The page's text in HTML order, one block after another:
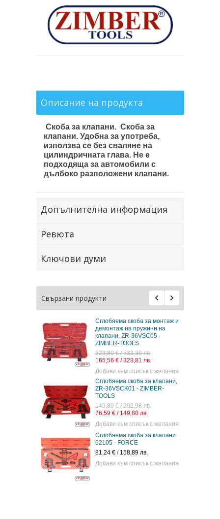
Описание на продукта
Скоба за клапани. Скоба за
клапани. Удобна за употреба,
използва се без сваляне на
цилиндричната глава. Не е
подходяща за автомобили с
дълбоко разположени клапани.
Допълнителна информация
Ревюта
Ключови думи
Свързани продукти
Сглобяема скоба за монтаж и
демонтаж на пружини на
клапани, ZR-36VSC05 -
ZIMBER-TOOLS
323,80 € / 633,30 лв.
165,56 € / 323,81 лв.
Добави към списък с желания
Сглобяема скоба за клапани,
ZR-36VSCK01 - ZIMBER-
149,80 € / 292,98 лв.
76,59 € / 149,80 лв.
Добави към списък с желания
Сглобяема скоба за клапани
62105 - FORCE
/158,89 лв.
Добави към списък с желания
Скоба за клапани,
79,70 € / 155,88 лв.
ZIMBER
Добави към